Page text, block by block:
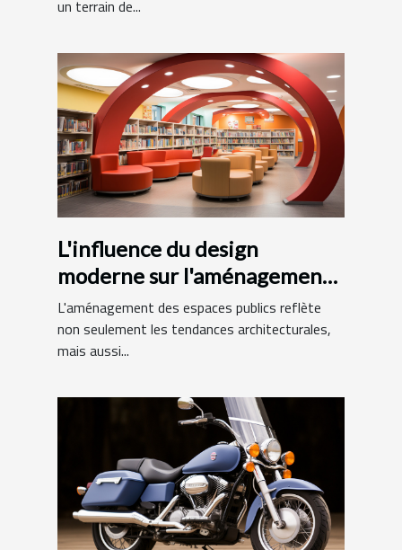
un terrain de...
L'influence du design
moderne sur l'aménagement
des bibliothèques
municipales
L'aménagement des espaces publics reflète
non seulement les tendances architecturales,
mais aussi...